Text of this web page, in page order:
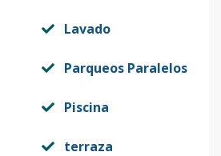
Lavado
Parqueos Paralelos
Piscina
terraza